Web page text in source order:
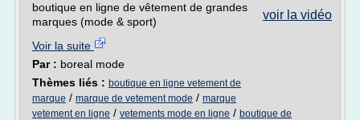
voir la vidéo
boutique en ligne de vêtement de grandes
marques (mode & sport)
Voir la suite
Par : boreal mode
Thèmes liés : boutique en ligne vetement de
marque / marque de vetement mode / marque
vetement en ligne / vetements mode en ligne / boutique de